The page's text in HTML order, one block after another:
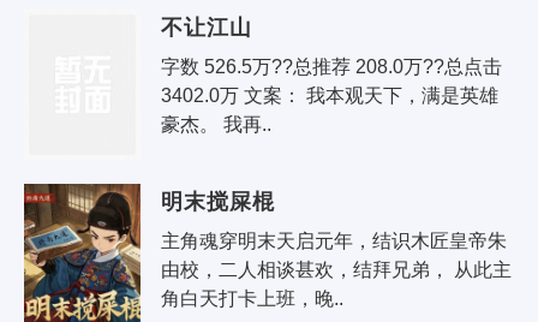
不让江山
字数 526.5万??总推荐 208.0万??总点击
3402.0万 文案： 我本观天下，满是英雄
豪杰。 我再..
明末搅屎棍
主角魂穿明末天启元年，结识木匠皇帝朱
由校，二人相谈甚欢，结拜兄弟， 从此主
角白天打卡上班，晚..